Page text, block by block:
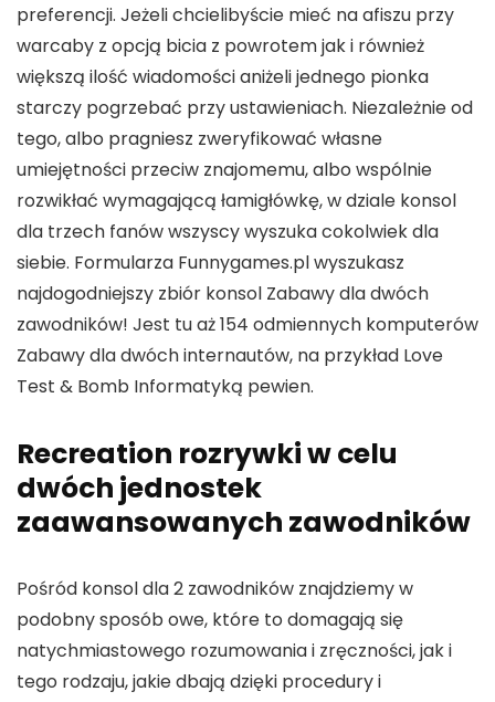
preferencji. Jeżeli chcielibyście mieć na afiszu przy
warcaby z opcją bicia z powrotem jak i również
większą ilość wiadomości aniżeli jednego pionka
starczy pogrzebać przy ustawieniach. Niezależnie od
tego, albo pragniesz zweryfikować własne
umiejętności przeciw znajomemu, albo wspólnie
rozwikłać wymagającą łamigłówkę, w dziale konsol
dla trzech fanów wszyscy wyszuka cokolwiek dla
siebie. Formularza Funnygames.pl wyszukasz
najdogodniejszy zbiór konsol Zabawy dla dwóch
zawodników! Jest tu aż 154 odmiennych komputerów
Zabawy dla dwóch internautów, na przykład Love
Test & Bomb Informatyką pewien.
Recreation rozrywki w celu
dwóch jednostek
zaawansowanych zawodników
Pośród konsol dla 2 zawodników znajdziemy w
podobny sposób owe, które to domagają się
natychmiastowego rozumowania i zręczności, jak i
tego rodzaju, jakie dbają dzięki procedury i